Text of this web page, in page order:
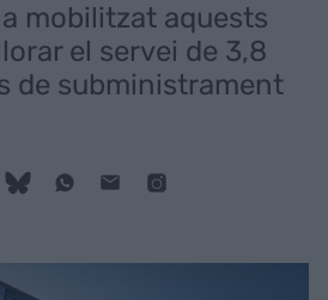
mobilitzat aquests
el servei de 3,8
de subministrament